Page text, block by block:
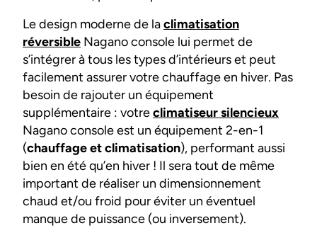
Le design moderne de laclimatisation
réversible Nagano console lui permet de
s’intégrer à tous les types d’intérieurs et peut
facilement assurer votre chauffage en hiver. Pas
besoin de rajouter un équipement
supplémentaire : votreclimatiseur silencieux
Nagano console est un équipement 2-en-1
(chauffage et climatisation), performant aussi
bien en été qu’en hiver ! Il sera tout de même
important de réaliser un dimensionnement
chaud et/ou froid pour éviter un éventuel
manque de puissance (ou inversement).